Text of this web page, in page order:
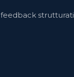
strutturati